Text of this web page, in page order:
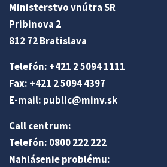
Ministerstvo vnútra SR
Pribinova 2
812 72 Bratislava
Telefón: +421 2 5094 1111
Fax: +421 2 5094 4397
E-mail: public@minv.sk
Call centrum:
Telefón: 0800 222 222
Nahlásenie problému: